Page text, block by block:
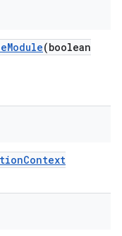
Module(boolean
Context